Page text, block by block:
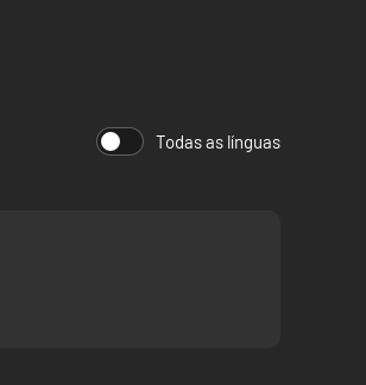
em primeira para quem
Todas as línguas